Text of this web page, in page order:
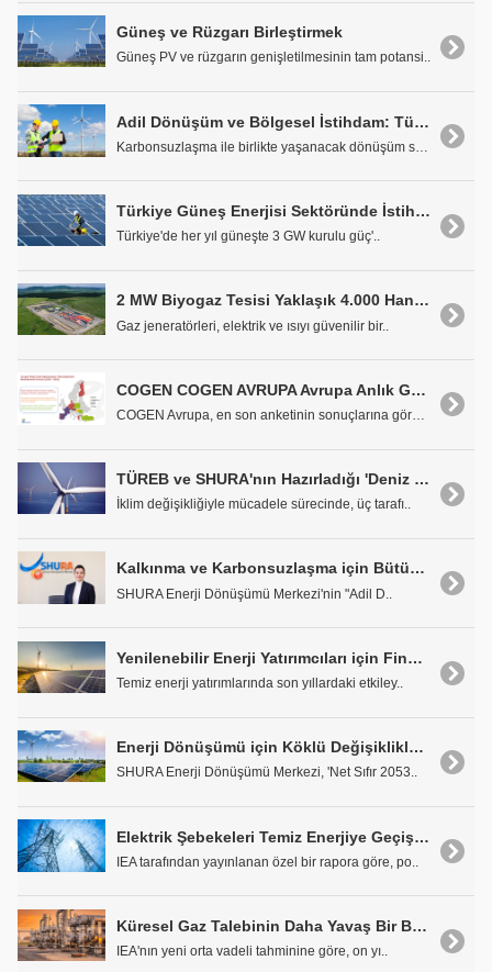
Güneş ve Rüzgarı Birleştirmek
Güneş PV ve rüzgarın genişletilmesinin tam potansi..
Adil Dönüşüm ve Bölgesel İstihdam: Türkiye için Politika Seçenekleri
Türkiye Güneş Enerjisi Sektöründe İstihdam Raporu Açıklandı
Türkiye'de her yıl güneşte 3 GW kurulu güç'..
2 MW Biyogaz Tesisi Yaklaşık 4.000 Haneye Enerji Sağlıyor
Gaz jeneratörleri, elektrik ve ısıyı güvenilir bir..
COGEN COGEN AVRUPA Avrupa Anlık Görünüm Araştırması
COGEN Avrupa, en son anketinin sonuçlarına göre ko..
TÜREB ve SHURA'nın Hazırladığı 'Deniz Üstü Rüzgar Enerjisi Raporu' Panelde Tanıtıldı
İklim değişikliğiyle mücadele sürecinde, üç tarafı..
Kalkınma ve Karbonsuzlaşma için Bütünlüklü Sanayi Politikası Gerekiyor
SHURA Enerji Dönüşümü Merkezi'nin "Adil D..
Yenilenebilir Enerji Yatırımcıları için Finansal Sorunlar: İleriye Giden Yol Nedir?
Temiz enerji yatırımlarında son yıllardaki etkiley..
Enerji Dönüşümü için Köklü Değişiklikler Gerekli
SHURA Enerji Dönüşümü Merkezi, 'Net Sıfır 2053..
Elektrik Şebekeleri Temiz Enerjiye Geçişte Zayıf Halka Haline Geliyor
IEA tarafından yayınlanan özel bir rapora göre, po..
Küresel Gaz Talebinin Daha Yavaş Bir Büyüme Göstermesi Bekleniyor
IEA'nın yeni orta vadeli tahminine göre, on yı..